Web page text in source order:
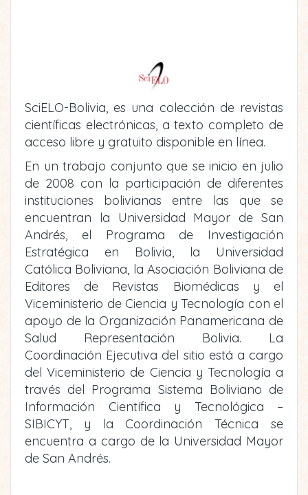
SciELO-Bolivia, es una colección de revistas
científicas electrónicas, a texto completo de
acceso libre y gratuito disponible en línea.
En un trabajo conjunto que se inicio en julio
de 2008 con la participación de diferentes
instituciones bolivianas entre las que se
encuentran la Universidad Mayor de San
Andrés, el Programa de Investigación
Estratégica en Bolivia, la Universidad
Católica Boliviana, la Asociación Boliviana de
Editores de Revistas Biomédicas y el
Viceministerio de Ciencia y Tecnología con el
apoyo de la Organización Panamericana de
Salud Representación Bolivia. La
Coordinación Ejecutiva del sitio está a cargo
del Viceministerio de Ciencia y Tecnología a
través del Programa Sistema Boliviano de
Información Científica y Tecnológica –
SIBICYT, y la Coordinación Técnica se
encuentra a cargo de la Universidad Mayor
de San Andrés.